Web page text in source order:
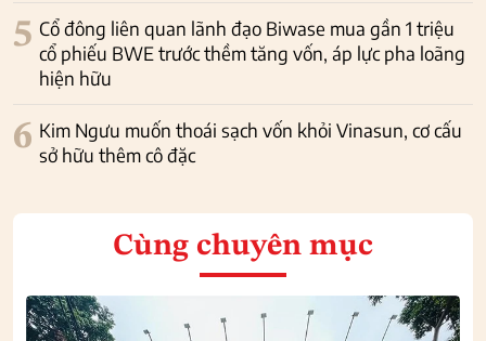
5 Cổ đông liên quan lãnh đạo Biwase mua gần 1 triệu
cổ phiếu BWE trước thềm tăng vốn, áp lực pha loãng
hiện hữu
6 Kim Ngưu muốn thoái sạch vốn khỏi Vinasun, cơ cấu
sở hữu thêm cô đặc
Cùng chuyên mục